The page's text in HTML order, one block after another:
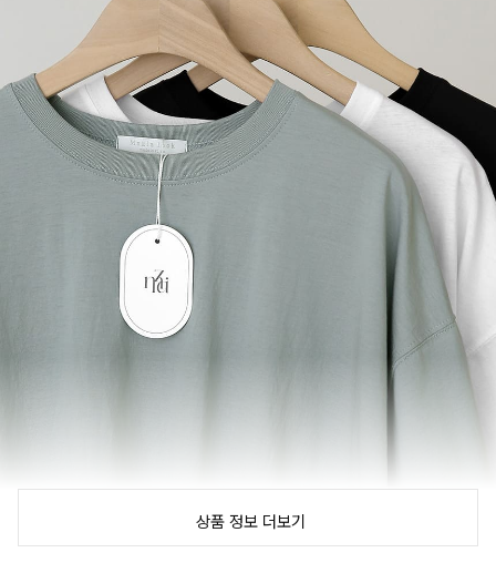
상품 정보 더보기